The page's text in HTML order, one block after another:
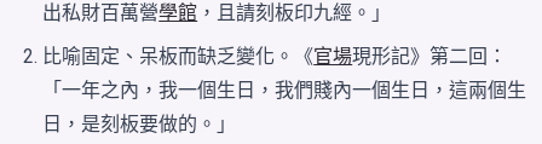
出私財百萬營學館 ，且請刻板印九經。」
比喻固定、呆板而缺乏變化。《官場現形記》第二回：
「一年之內，我一個生日，我們賤內一個生日，這兩個生
日，是刻板要做的。」